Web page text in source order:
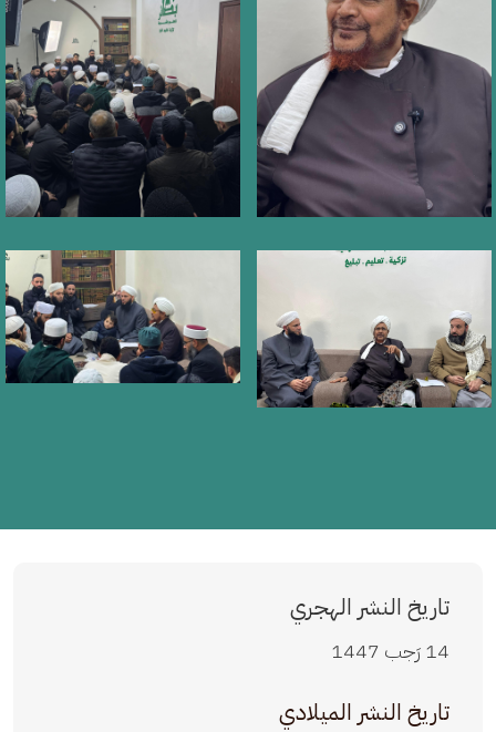
تاريخ النشر الهجري
14 رَجب 1447
تاريخ النشر الميلادي